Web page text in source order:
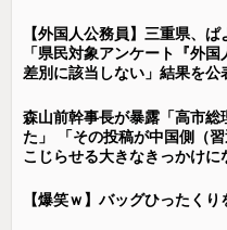
【外国人公務員】三重県、
「県民対象アンケート『外
差別に該当しない」結果を公
森山前幹事長が暴露「高市
た」 「その投稿が中国側（
こじらせる大きなきっかけに
【爆笑ｗ】バッグひったく